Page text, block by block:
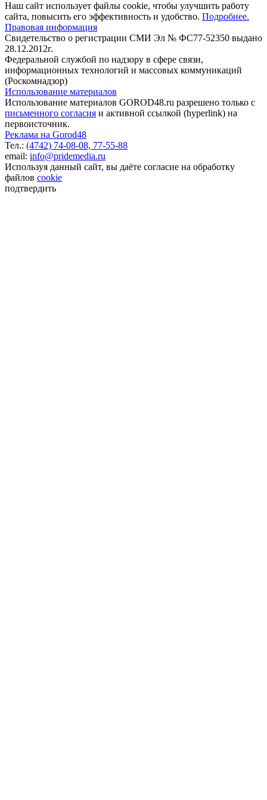
Наш сайт использует файлы cookie, чтобы улучшить работу
сайта, повысить его эффективность и удобство. Подробнее.
Правовая информация
Свидетельство о регистрации СМИ Эл № ФС77-52350 выдано
28.12.2012г.
Федеральной службой по надзору в сфере связи,
информационных технологий и массовых коммуникаций
(Роскомнадзор)
Использование материалов
Использование материалов GOROD48.ru разрешено только с
письменного согласия и активной ссылкой (hyperlink) на
первоисточник.
Реклама на Gorod48
Тел.: (4742) 74-08-08, 77-55-88
email: info@pridemedia.ru
Используя данный сайт, вы даёте согласие на обработку
файлов cookie
подтвердить